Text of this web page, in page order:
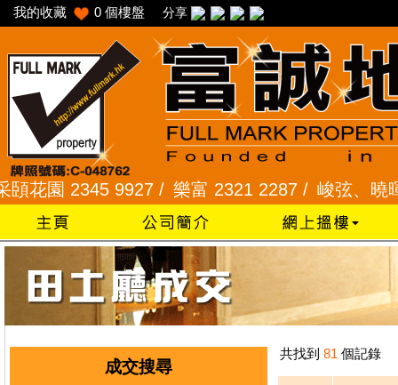
我的收藏 0 個樓盤 分享
園 2345 9927 /樂富 2321 2287 /峻弦、曉暉
成交搜尋
共找到 81 個記錄